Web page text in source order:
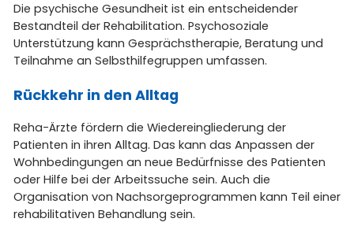
Die psychische Gesundheit ist ein entscheidender
Bestandteil der Rehabilitation. Psychosoziale
Unterstützung kann Gesprächstherapie, Beratung und
Teilnahme an Selbsthilfegruppen umfassen.
Rückkehr in den Alltag
Reha-Ärzte fördern die Wiedereingliederung der
Patienten in ihren Alltag. Das kann das Anpassen der
Wohnbedingungen an neue Bedürfnisse des Patienten
oder Hilfe bei der Arbeitssuche sein. Auch die
Organisation von Nachsorgeprogrammen kann Teil einer
rehabilitativen Behandlung sein.